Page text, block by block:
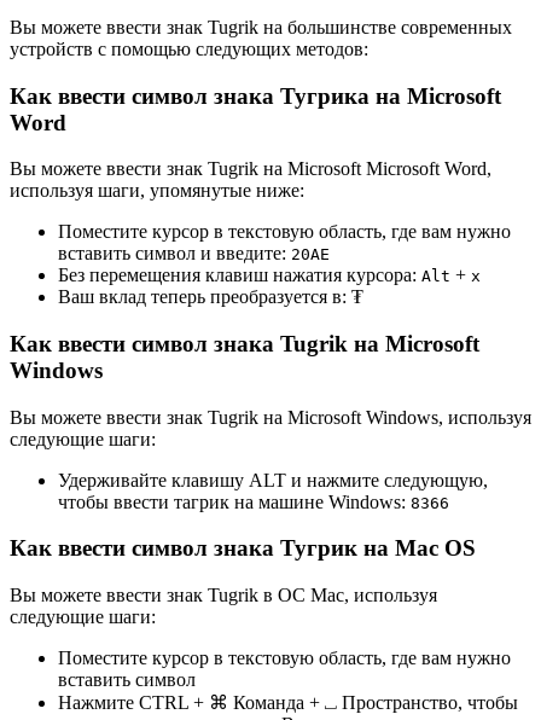
Вы можете ввести знак Tugrik на большинстве современных
устройств с помощью следующих методов:
Как ввести символ знака Тугрика на Microsoft
Word
Вы можете ввести знак Tugrik на Microsoft Microsoft Word,
используя шаги, упомянутые ниже:
Поместите курсор в текстовую область, где вам нужно
вставить символ и введите: 20AE
Без перемещения клавиш нажатия курсора: Alt + x
Ваш вклад теперь преобразуется в: ₮
Как ввести символ знака Tugrik на Microsoft
Windows
Вы можете ввести знак Tugrik на Microsoft Windows, используя
следующие шаги:
Удерживайте клавишу ALT и нажмите следующую,
чтобы ввести тагрик на машине Windows: 8366
Как ввести символ знака Тугрик на Mac OS
Вы можете ввести знак Tugrik в ОС Mac, используя
следующие шаги:
Поместите курсор в текстовую область, где вам нужно
вставить символ
Нажмите CTRL + ⌘ Команда + ⎵ Пространство, чтобы